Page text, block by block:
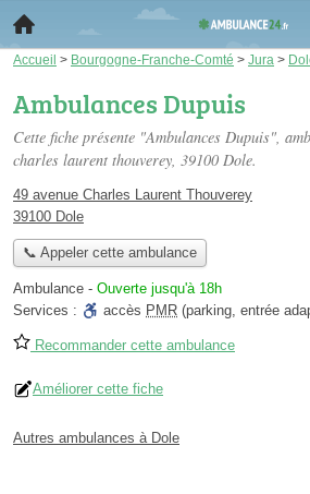
Accueil > Bourgogne-Franche-Comté > Jura >
Ambulances Dupuis
Cette fiche présente "Ambulances Dupuis",
charles laurent thouverey, 39100 Dole.
49 avenue Charles Laurent Thouverey
39100 Dole
📞 Appeler cette ambulance
Ambulance - Ouverte jusqu'à 18h
Services :
accès PMR (parking, entrée
Recommander cette ambulance
Améliorer cette fiche
Autres ambulances à Dole